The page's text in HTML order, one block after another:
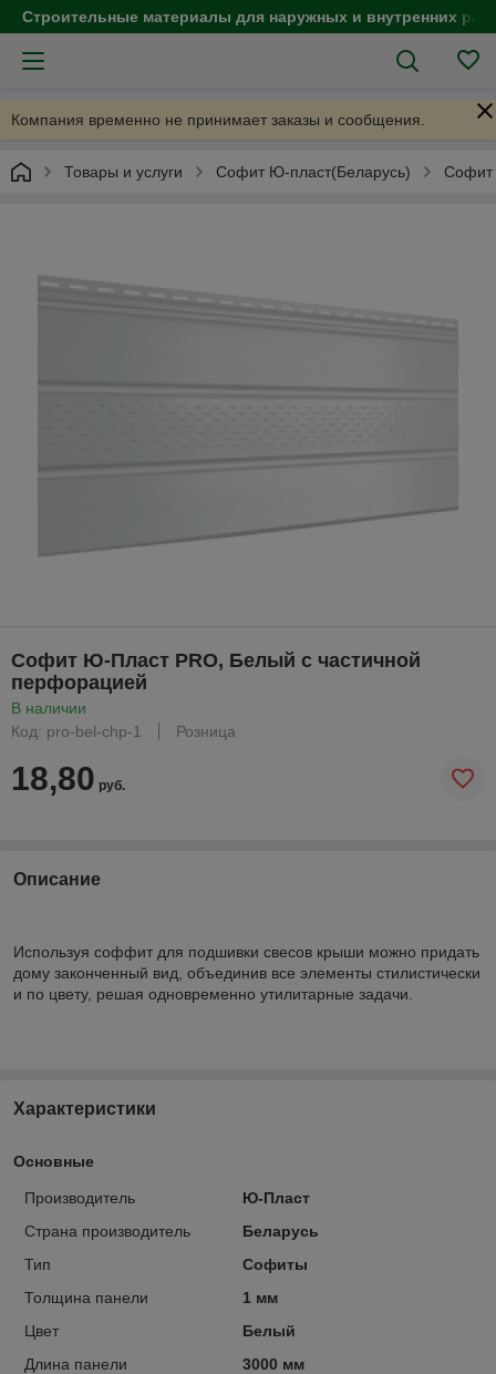
Строительные материалы для наружных и внутренних
Компания временно не принимает заказы и сообщения.
Товары и услуги Софит Ю-пласт(Беларусь) Софит
Софит Ю-Пласт PRO, Белый с частичной
перфорацией
В наличии
Код: pro-bel-chp-1
Розница
18,80 руб.
Описание
Используя соффит для подшивки свесов крыши можно придать
дому законченный вид, объединив все элементы стилистически
и по цвету, решая одновременно утилитарные задачи.
Характеристики
Основные
Производитель
Ю-Пласт
Страна производитель
Беларусь
Тип
Софиты
Толщина панели
1 мм
Цвет
Белый
Длина панели
3000 мм